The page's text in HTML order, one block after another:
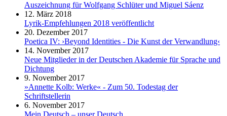
Auszeichnung für Wolfgang Schlüter und Miguel Sáenz
12. März 2018
Lyrik-Empfehlungen 2018 veröffentlicht
20. Dezember 2017
Poetica IV: ›Beyond Identities - Die Kunst der Verwandlung‹
14. November 2017
Neue Mitglieder in der Deutschen Akademie für Sprache und
Dichtung
9. November 2017
»Annette Kolb: Werke« - Zum 50. Todestag der
Schriftstellerin
6. November 2017
Mein Deutsch – unser Deutsch